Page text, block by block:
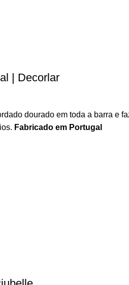
| Decorlar
dourado em toda a barra e
Fabricado em Portugal